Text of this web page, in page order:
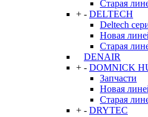
Старая
+ - DELTECH
Deltech
Новая
Старая
DENAIR
+ - DOMNICK
Запчасти
Новая
Старая
+ - DRYTEC